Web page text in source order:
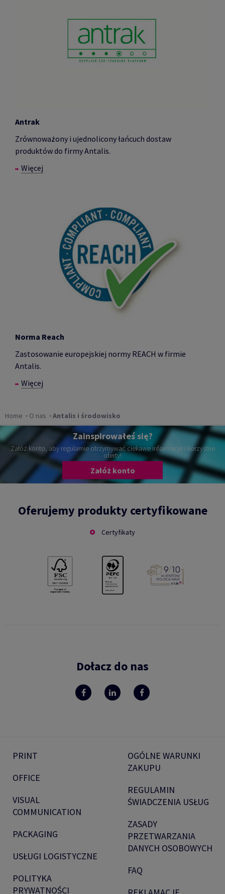
Antrak
Zrównoważony i ujednolicony łańcuch dostaw
produktów do firmy Antalis.
Więcej
Norma Reach
Zastosowanie europejskiej normy REACH w firmie
Antalis.
Więcej
Home O nas Antalis i środowisko
Zainspirowałeś się?
Załóż konto, aby regularnie otrzymywać ciekawe informacje i korzystne
oferty!
Załóż konto
Oferujemy produkty certyfikowane
Certyfikaty
Dołacz do nas
PRINT
OFFICE
VISUAL
COMMUNICATION
PACKAGING
USŁUGI LOGISTYCZNE
POLITYKA
PRYWATNOŚCI
OGÓLNE WARUNKI
ZAKUPU
REGULAMIN
ŚWIADCZENIA USŁUG
ZASADY
PRZETWARZANIA
DANYCH OSOBOWYCH
FAQ